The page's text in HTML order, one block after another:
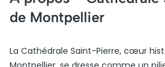
de Montpellier
La Cathédrale Saint-Pierre, cœur